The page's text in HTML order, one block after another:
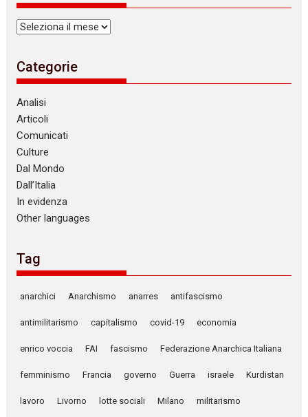
Archivi
Categorie
Analisi
Articoli
Comunicati
Culture
Dal Mondo
Dall’Italia
In evidenza
Other languages
Tag
anarchici Anarchismo anarres antifascismo
antimilitarismo capitalismo covid-19 economia
enrico voccia FAI fascismo Federazione Anarchica Italiana
femminismo Francia governo Guerra israele Kurdistan
lavoro Livorno lotte sociali Milano militarismo